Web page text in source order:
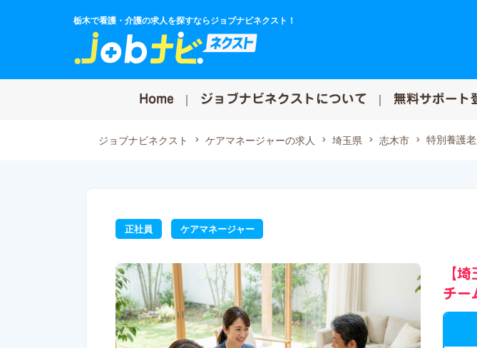
栃木で看護・介護の求人を探すならジョブナビネクスト！
Home ジョブナビネクストについて 無料サポート
ジョブナビネクスト ケアマネージャーの求人 埼玉県 志木市 特別養護
正社員 ケアマネージャー
【
チー